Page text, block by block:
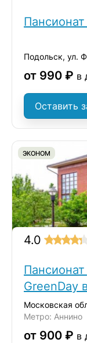
Подольск, ул.
от 990 ₽ в
Оставить
ЭКОНОМ
4.0
GreenDay
Метро: Аннино
от 900 ₽ в